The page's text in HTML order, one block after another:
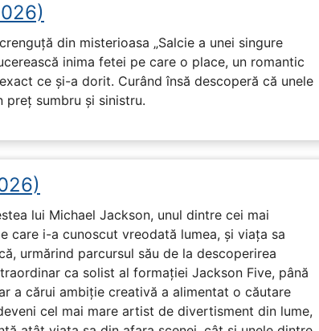
din misterioasa „Salcie a unei singure
inima fetei pe care o place, un romantic
ce și-a dorit. Curând însă descoperă că unele
preț sumbru și sinistru.
lui Michael Jackson, unul dintre cei mai
care i-a cunoscut vreodată lumea, și viața sa
urmărind parcursul său de la descoperirea
ca solist al formației Jackson Five, până
a cărui ambiție creativă a alimentat o căutare
cel mai mare artist de divertisment din lume,